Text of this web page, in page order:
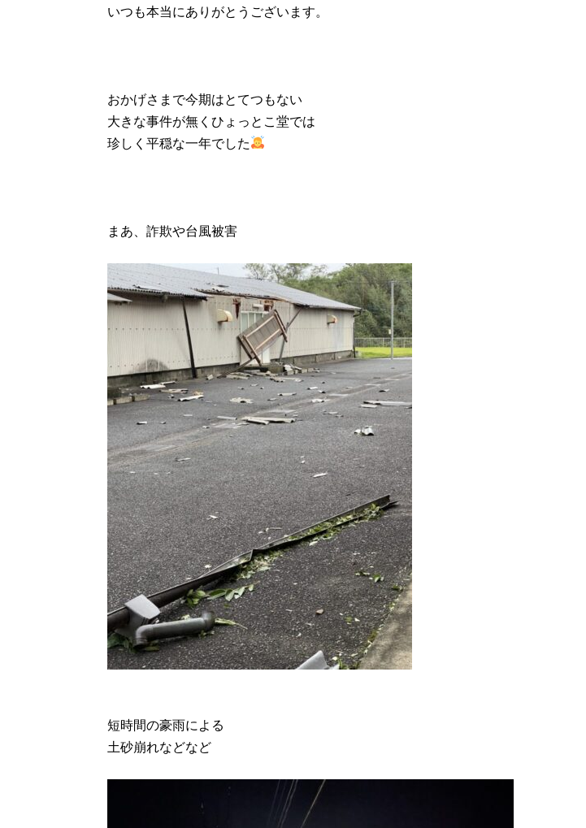
いつも本当にありがとうございます。
おかげさまで今期はとてつもない
大きな事件が無くひょっとこ堂では
珍しく平穏な一年でした
まあ、詐欺や台風被害
短時間の豪雨による
土砂崩れなどなど